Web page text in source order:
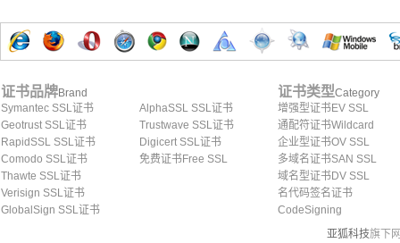
证书品牌Brand
Symantec SSL证书
Geotrust SSL证书
RapidSSL SSL证书
Comodo SSL证书
Thawte SSL证书
Verisign SSL证书
GlobalSign SSL证书
AlphaSSL SSL证书
Trustwave SSL证书
Digicert SSL证书
免费证书Free SSL
证书类型Category
增强型证书EV SSL
通配符证书Wildcard
企业型证书OV SSL
多域名证书SAN SSL
域名型证书DV SSL
名代码签名证书
CodeSigning
亚狐科技旗下